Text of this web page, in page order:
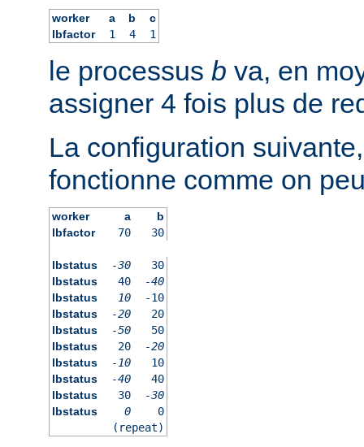
worker a b
c
lbfactor
1 4 1
le processus b va, en
assigner 4 fois plus de
La configuration
fonctionne comme on
worker a
b
lbfactor
70 30
lbstatus -30
30
lbstatus
40
-40
lbstatus
10
-10
lbstatus
-20
20
lbstatus
-50
50
lbstatus
20
-20
lbstatus
-10
10
lbstatus
-40
40
lbstatus
30
-30
lbstatus
0
0
(repeat)